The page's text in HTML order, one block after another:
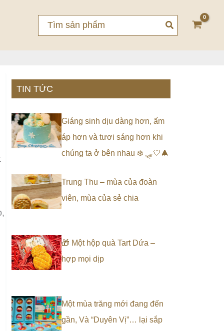
Search
for:
TIN TỨC
Giáng sinh dịu dàng hơn, ấm
áp hơn và tươi sáng hơn khi
chúng ta ở bên nhau ❄️ 🛷🤍🎄
Trung Thu – mùa của đoàn
viên, mùa của sẻ chia
🎁 Một hộp quà Tart Dứa –
hợp mọi dịp
Một mùa trăng mới đang đến
gần, Và “Duyên Vị”… lại sắp